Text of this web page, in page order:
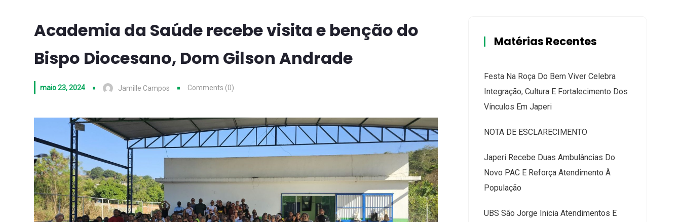
Academia da Saúde recebe visita e benção do
Bispo Diocesano, Dom Gilson Andrade
maio 23, 2024 Jamille Campos Comments (0)
Matérias Recentes
Festa Na Roça Do Bem Viver Celebra
Integração, Cultura E Fortalecimento Dos
Vínculos Em Japeri
NOTA DE ESCLARECIMENTO
Japeri Recebe Duas Ambulâncias Do
Novo PAC E Reforça Atendimento À
População
UBS São Jorge Inicia Atendimentos E